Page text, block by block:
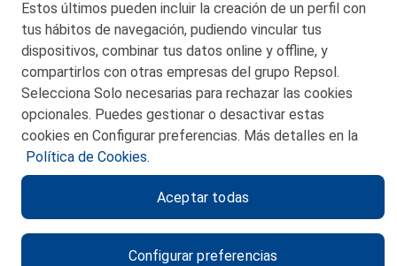
CONTACTO
MAPA WEB
POLITICA DE PRIVACIDAD
POLITICA DE COOKIES
CANAL DE ÉTICA
Estos últimos pueden incluir la creación de un perfil con
tus hábitos de navegación, pudiendo vincular tus
dispositivos, combinar tus datos online y offline, y
compartirlos con otras empresas del grupo Repsol.
Selecciona Solo necesarias para rechazar las cookies
opcionales. Puedes gestionar o desactivar estas
cookies en Configurar preferencias. Más detalles en la
Política de Cookies.
Configurar preferencias
Aceptar todas